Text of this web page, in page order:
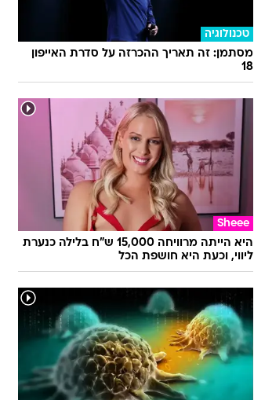
טכנולוגיה
מסתמן: זה תאריך ההכרזה על סדרת האייפון
18
Sheee
היא הייתה מרוויחה 15,000 ש"ח בלילה כנערת
ליווי, וכעת היא חושפת הכל